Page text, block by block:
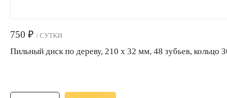
750 ₽ / СУТКИ
Пильный диск по дереву, 210 х 32 мм, 48 зубьев,